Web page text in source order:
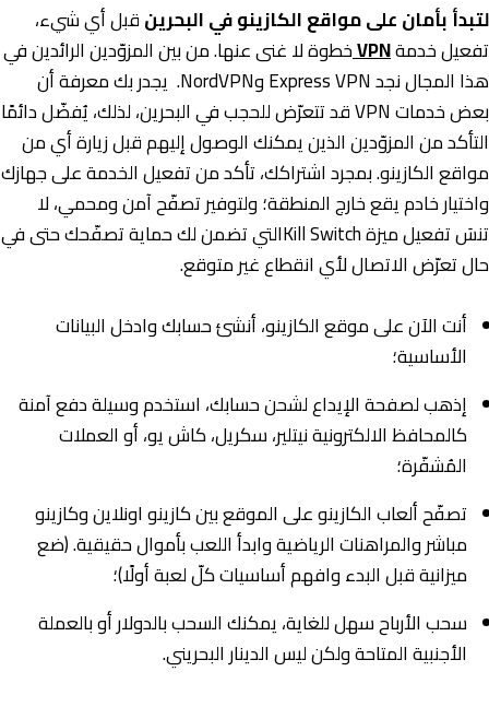
لتبدأ بأمان على مواقع الكازينو في البحرينقبل أي شيء،
تفعيل خدمةVPNخطوة لا غنى عنها. من بين المزوّدين الرائدين في
هذا المجال نجد Express VPN وNordVPN. يجدر بك معرفة أن
بعض خدمات VPN قد تتعرّض للحجب في البحرين، لذلك، يُفضّل دائمًا
التأكد من المزوّدين الذين يمكنك الوصول إليهم قبل زيارة أي من
مواقع الكازينو. بمجرد اشتراكك، تأكد من تفعيل الخدمة على جهازك
واختيار خادم يقع خارج المنطقة؛ ولتوفير تصفّح آمن ومحمي، لا
تنسَ تفعيل ميزة Kill Switchالتي تضمن لك حماية تصفّحك حتى في
حال تعرّض الاتصال لأي انقطاع غير متوقع.
أنت الآن على موقع الكازينو، أنشئ حسابك وادخل البيانات
الأساسية؛
إذهب لصفحة الإيداع لشحن حسابك، استخدم وسيلة دفع آمنة
كالمحافظ الالكترونية نيتلير، سكريل، كاش يو، أو العملات
المُشفّرة؛
تصفّح ألعاب الكازينو على الموقع بين كازينو اونلاين وكازينو
مباشر والمراهنات الرياضية وابدأ اللعب بأموال حقيقية. (ضع
ميزانية قبل البدء وافهم أساسيات كلّ لعبة أولًا)؛
سحب الأرباح سهل للغاية، يمكنك السحب بالدولار أو بالعملة
الأجنبية المتاحة ولكن ليس الدينار البحريني.